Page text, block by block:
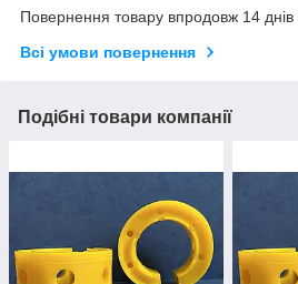
Повернення товару впродовж 14 днів
Всі умови повернення
Подібні товари компанії